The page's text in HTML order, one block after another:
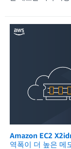
Amazon EC2
역폭이 더 높은 메